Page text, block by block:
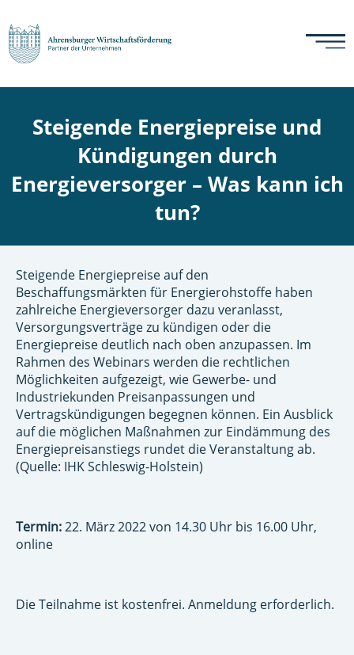
Steigende Energiepreise und
Kündigungen durch
Energieversorger – Was kann ich
tun?
Steigende Energiepreise auf den
Beschaffungsmärkten für Energierohstoffe haben
zahlreiche Energieversorger dazu veranlasst,
Versorgungsverträge zu kündigen oder die
Energiepreise deutlich nach oben anzupassen. Im
Rahmen des Webinars werden die rechtlichen
Möglichkeiten aufgezeigt, wie Gewerbe- und
Industriekunden Preisanpassungen und
Vertragskündigungen begegnen können. Ein Ausblick
auf die möglichen Maßnahmen zur Eindämmung des
Energiepreisanstiegs rundet die Veranstaltung ab.
(Quelle: IHK Schleswig-Holstein)
Termin:22. März 2022 von 14.30 Uhr bis 16.00 Uhr,
online
Die Teilnahme ist kostenfrei. Anmeldung erforderlich.